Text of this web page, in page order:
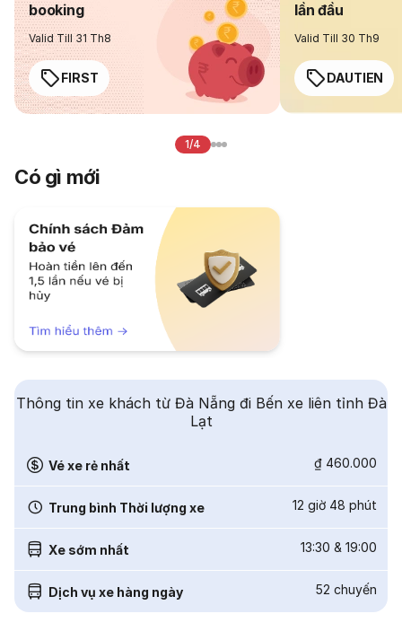
booking
Valid Till 31 Th8
FIRST
lần đầu
Valid Till 30 Th9
DAUTIEN
1/4
Có gì mới
Thông tin xe khách từ Đà Nẵng đi Bến xe liên tỉnh Đà
Lạt
Vé xe rẻ nhất ₫ 460.000
Trung bình Thời lượng xe 12 giờ 48 phút
Xe sớm nhất 13:30 & 19:00
Dịch vụ xe hàng ngày 52 chuyến